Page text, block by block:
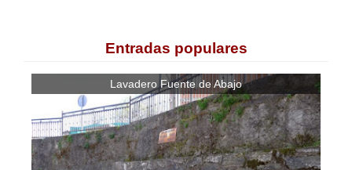
Entradas populares
Lavadero Fuente de Abajo